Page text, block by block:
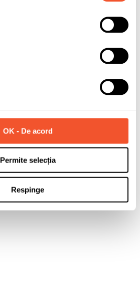
OK - De acord
Permite selecția
Respinge